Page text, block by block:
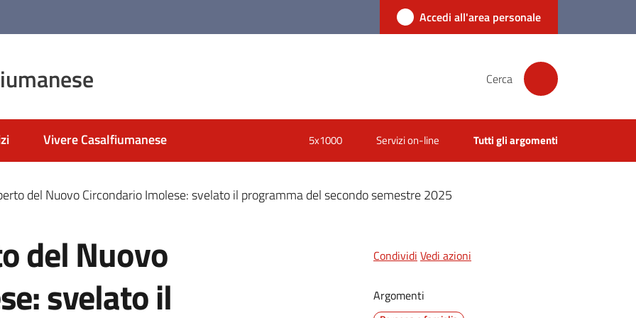
Accedi all'area personale
Cerca
Vivere Casalfiumanese 5x1000 Servizi on-line Tutti gli argomenti
del Nuovo Circondario Imolese: svelato il programma del secondo semestre 2025
del Nuovo
svelato il
Condividi Vedi azioni
Argomenti